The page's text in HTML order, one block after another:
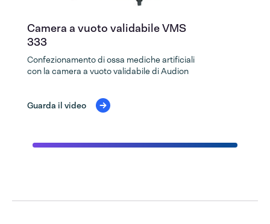
Camera a vuoto validabile VMS
333
Confezionamento di ossa mediche artificiali
con la camera a vuoto validabile di Audion
Guarda il video